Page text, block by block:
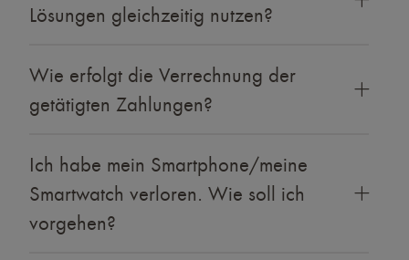
Lösungen gleichzeitig nutzen?
Wie erfolgt die Verrechnung der
getätigten Zahlungen?
Ich habe mein Smartphone/meine
Smartwatch verloren. Wie soll ich
vorgehen?